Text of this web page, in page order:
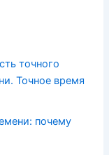
точного
Точное время
почему